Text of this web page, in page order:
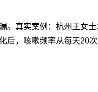
。真实案例：杭州王女
后，咳嗽频率从每天20次